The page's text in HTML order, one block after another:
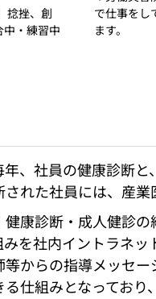
捻挫、創
・練習中
で仕事をし
ます。
、社員の健康診断
れた社員には、産業
健康診断・成人健診
を社内イントラネ
からの指導メッセ
仕組みとなってお